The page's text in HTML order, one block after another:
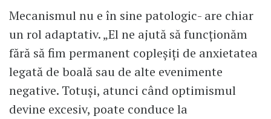
Mecanismul nu e în sine patologic- are chiar
un rol adaptativ. „El ne ajută să funcționăm
fără să fim permanent copleșiți de anxietatea
legată de boală sau de alte evenimente
negative. Totuși, atunci când optimismul
devine excesiv, poate conduce la